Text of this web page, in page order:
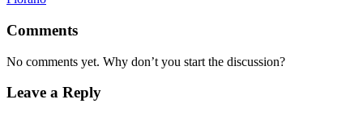
Comments
No comments yet. Why don’t you start the discussion?
Leave a Reply